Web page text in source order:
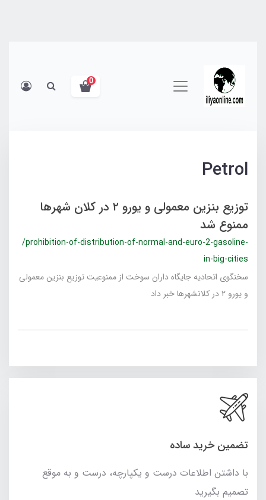
0
Petrol
توزیع بنزین معمولی و یورو ۲ در کلان شهرها
ممنوع شد
/prohibition-of-distribution-of-normal-and-euro-2-gasoline-
in-big-cities
سخنگوی اتحادیه جایگاه داران سوخت از ممنوعیت توزیع بنزین معمولی
و یورو ۲ در کلانشهرها خبر داد
تضمین خرید ساده
با داشتن اطلاعات درست و یکپارچه، درست و به موقع
تصمیم بگیرید